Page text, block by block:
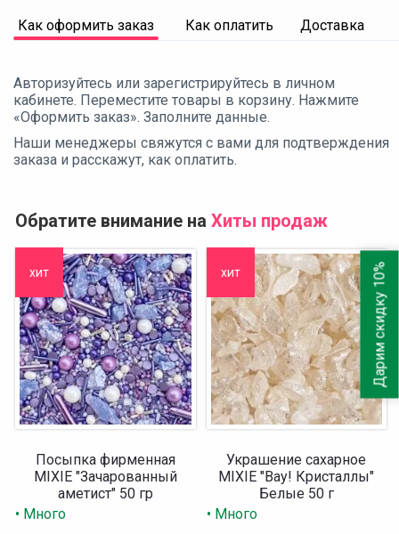
Как оформить заказ Как оплатить Доставка
Авторизуйтесь или зарегистрируйтесь в личном
кабинете. Переместите товары в корзину. Нажмите
«Оформить заказ». Заполните данные.
Наши менеджеры свяжутся с вами для подтверждения
заказа и расскажут, как оплатить.
Обратите внимание на Хиты продаж
хит
Посыпка фирменная
MIXIE "Зачарованный
аметист" 50 гр
• Много
хит
Украшение сахарное
MIXIE "Вау! Кристаллы"
Белые 50 г
• Много
Дарим скидку 10%